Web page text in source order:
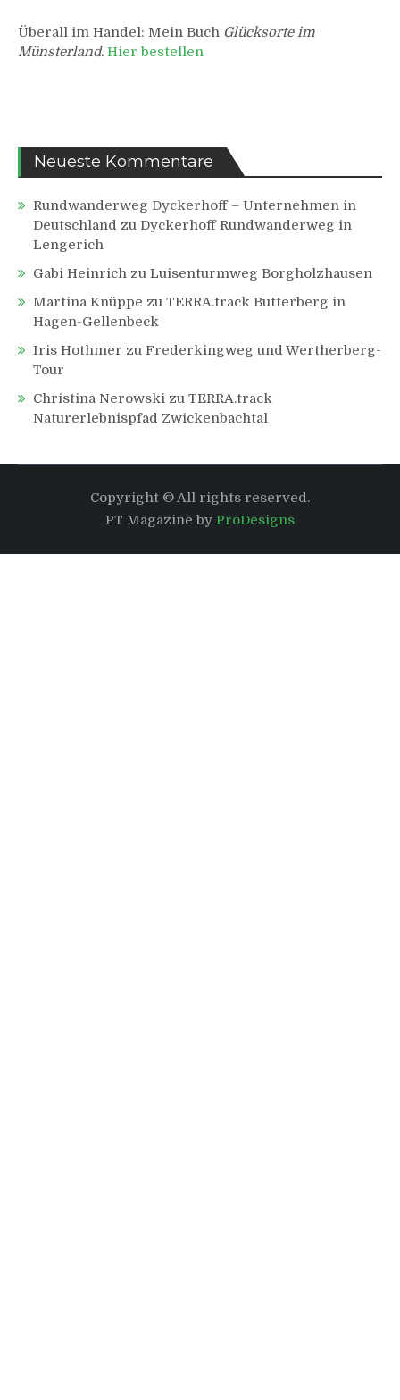
Überall im Handel: Mein Buch Glücksorte im
Münsterland. Hier bestellen
Neueste Kommentare
Rundwanderweg Dyckerhoff – Unternehmen in
Deutschland zu Dyckerhoff Rundwanderweg in
Lengerich
Gabi Heinrich zu Luisenturmweg Borgholzhausen
Martina Knüppe zu TERRA.track Butterberg in
Hagen-Gellenbeck
Iris Hothmer zu Frederkingweg und Wertherberg-
Tour
Christina Nerowski zu TERRA.track
Naturerlebnispfad Zwickenbachtal
Copyright © All rights reserved.
PT Magazine by ProDesigns